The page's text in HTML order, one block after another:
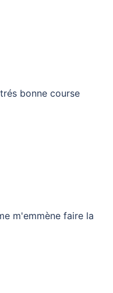
bonne course
m'emmène faire la